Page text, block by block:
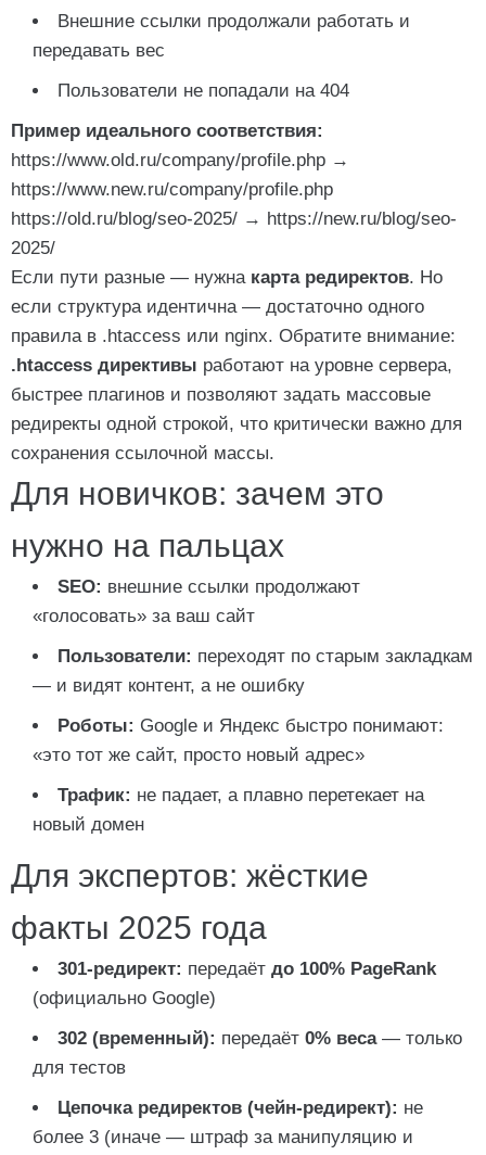
Внешние ссылки продолжали работать и
передавать вес
Пользователи не попадали на 404
Пример идеального соответствия:
https://www.old.ru/company/profile.php →
https://www.new.ru/company/profile.php
https://old.ru/blog/seo-2025/ → https://new.ru/blog/seo-
2025/
Если пути разные — нужна карта редиректов. Но
если структура идентична — достаточно одного
правила в .htaccess или nginx. Обратите внимание:
.htaccess директивы работают на уровне сервера,
быстрее плагинов и позволяют задать массовые
редиректы одной строкой, что критически важно для
сохранения ссылочной массы.
Для новичков: зачем это
нужно на пальцах
SEO: внешние ссылки продолжают
«голосовать» за ваш сайт
Пользователи: переходят по старым закладкам
— и видят контент, а не ошибку
Роботы: Google и Яндекс быстро понимают:
«это тот же сайт, просто новый адрес»
Трафик: не падает, а плавно перетекает на
новый домен
Для экспертов: жёсткие
факты 2025 года
301-редирект: передаёт до 100% PageRank
(официально Google)
302 (временный): передаёт 0% веса— только
для тестов
Цепочка редиректов (чейн-редирект): не
более 3 (иначе — штраф за манипуляцию и